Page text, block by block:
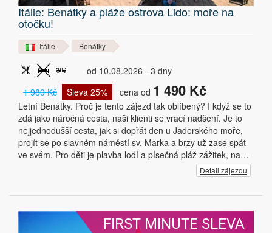
Itálie: Benátky a pláže ostrova Lido: moře na
otočku!
Itálie Benátky
od 10.08.2026 - 3 dny
1 980 Kč
Sleva 25% cena od 1 490 Kč
Letní Benátky. Proč je tento zájezd tak oblíbený? I když se to
zdá jako náročná cesta, naši klienti se vrací nadšení. Je to
nejjednodušší cesta, jak si dopřát den u Jaderského moře,
projít se po slavném náměstí sv. Marka a brzy už zase spát
ve svém. Pro děti je plavba lodí a písečná pláž zážitek, na…
Detail zájezdu
FIRST MINUTE SLEVA